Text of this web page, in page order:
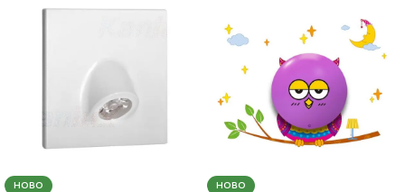
НОВО НОВО